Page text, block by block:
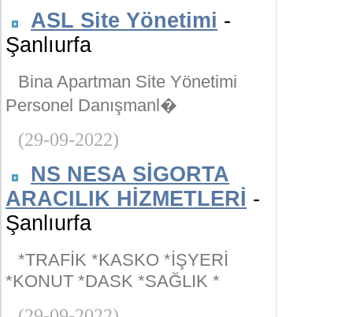
ASL Site Yönetimi -
Şanlıurfa
Bina Apartman Site Yönetimi
Personel Danışmanl�
(29-09-2022)
NS NESA SİGORTA
ARACILIK HİZMETLERİ -
Şanlıurfa
*TRAFİK *KASKO *İŞYERİ
*KONUT *DASK *SAĞLIK *